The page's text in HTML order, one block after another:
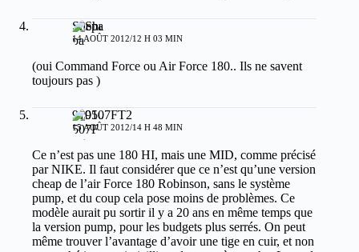
Shepa
14 AOÛT 2012/12 H 03 MIN
(oui Command Force ou Air Force 180.. Ils ne savent
toujours pas )
910507FT2
15 AOÛT 2012/14 H 48 MIN
Ce n’est pas une 180 HI, mais une MID, comme précisé
par NIKE. Il faut considérer que ce n’est qu’une version
cheap de l’air Force 180 Robinson, sans le système
pump, et du coup cela pose moins de problèmes. Ce
modèle aurait pu sortir il y a 20 ans en même temps que
la version pump, pour les budgets plus serrés. On peut
même trouver l’avantage d’avoir une tige en cuir, et non